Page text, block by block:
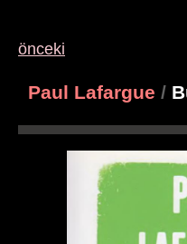
önceki
Paul Lafargue /